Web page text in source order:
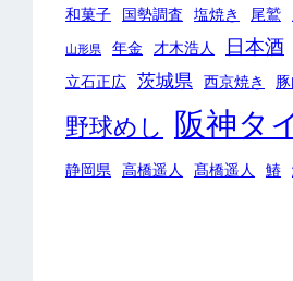
和菓子 国勢調査 塩焼き 尾鷲
山形県 年金 才木浩人 日本酒
立石正広 茨城県 西京焼き
野球めし 阪神タ
静岡県 高橋遥人 髙橋遥人 鰆